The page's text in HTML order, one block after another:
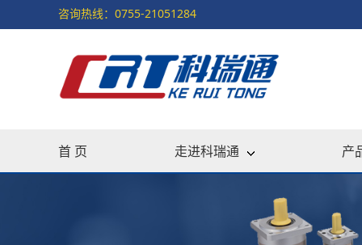
咨询热线：0755-21051284
首 页 走进科瑞通 产